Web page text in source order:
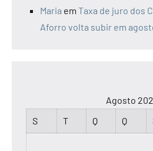
Maria em Taxa de juro dos
Aforro volta subir em
Agosto
S
T Q Q